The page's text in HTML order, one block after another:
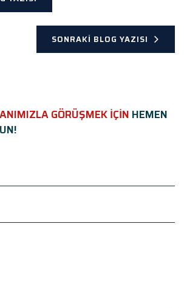
SONRAKI BLOG YAZISI
GÖRÜŞMEK İÇİN HEMEN